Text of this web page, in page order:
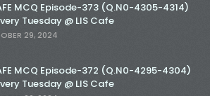
MCQ Episode-373 (Q.N0-4305-4314)
Tuesday @ LIS Cafe
29, 2024
MCQ Episode-372 (Q.N0-4295-4304)
Tuesday @ LIS Cafe